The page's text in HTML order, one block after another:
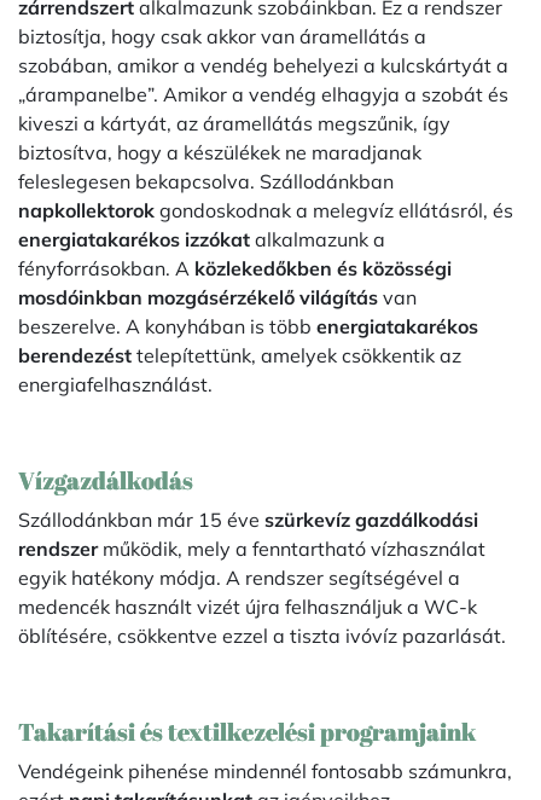
zárrendszert alkalmazunk szobáinkban. Ez a rendszer
biztosítja, hogy csak akkor van áramellátás a
szobában, amikor a vendég behelyezi a kulcskártyát a
„árampanelbe”. Amikor a vendég elhagyja a szobát és
kiveszi a kártyát, az áramellátás megszűnik, így
biztosítva, hogy a készülékek ne maradjanak
feleslegesen bekapcsolva. Szállodánkban
napkollektorok gondoskodnak a melegvíz ellátásról, és
energiatakarékos izzókat alkalmazunk a
fényforrásokban. A közlekedőkben és közösségi
mosdóinkban mozgásérzékelő világítás van
beszerelve. A konyhában is több energiatakarékos
berendezést telepítettünk, amelyek csökkentik az
energiafelhasználást.
Vízgazdálkodás
Szállodánkban már 15 éve szürkevíz gazdálkodási
rendszerműködik, mely a fenntartható vízhasználat
egyik hatékony módja. A rendszer segítségével a
medencék használt vizét újra felhasználjuk a WC-k
öblítésére, csökkentve ezzel a tiszta ivóvíz pazarlását.
Takarítási és textilkezelési programjaink
Vendégeink pihenése mindennél fontosabb számunkra,